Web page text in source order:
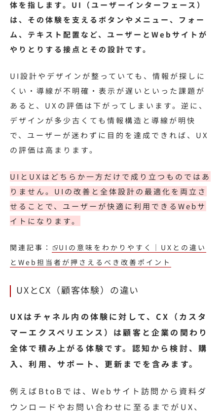
体を指します。UI（ユーザーインターフェース）
は、その体験を支えるボタンやメニュー、フォー
ム、テキスト配置など、ユーザーとWebサイトが
やりとりする接点とその設計です。
UI設計やデザインが整っていても、情報が探しに
くい・導線が不明確・表示が遅いといった課題が
あると、UXの評価は下がってしまいます。逆に、
デザインが多少古くても情報構造と導線が明快
で、ユーザーが迷わずに目的を達成できれば、UX
の評価は高まります。
UIとUXはどちらか一方だけで成り立つものではあ
りません。UIの改善と全体設計の最適化を両立さ
せることで、ユーザーが快適に利用できるWebサ
イトになります。
関連記事：
UIの意味をわかりやすく｜UXとの違い
とWeb担当者が押さえるべき改善ポイント
UXとCX（顧客体験）の違い
UXはチャネル内の体験に対して、CX（カスタ
マーエクスペリエンス）は顧客と企業の関わり
全体で積み上がる体験です。認知から検討、購
入、利用、サポート、更新までを含みます。
例えばBtoBでは、Webサイト訪問から資料ダ
ウンロードやお問い合わせに至るまでがUX、